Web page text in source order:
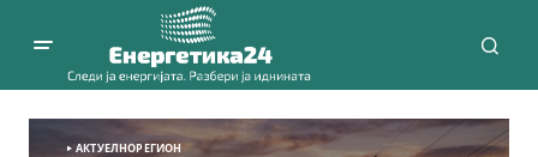
АКТУЕЛНОРЕГИОН